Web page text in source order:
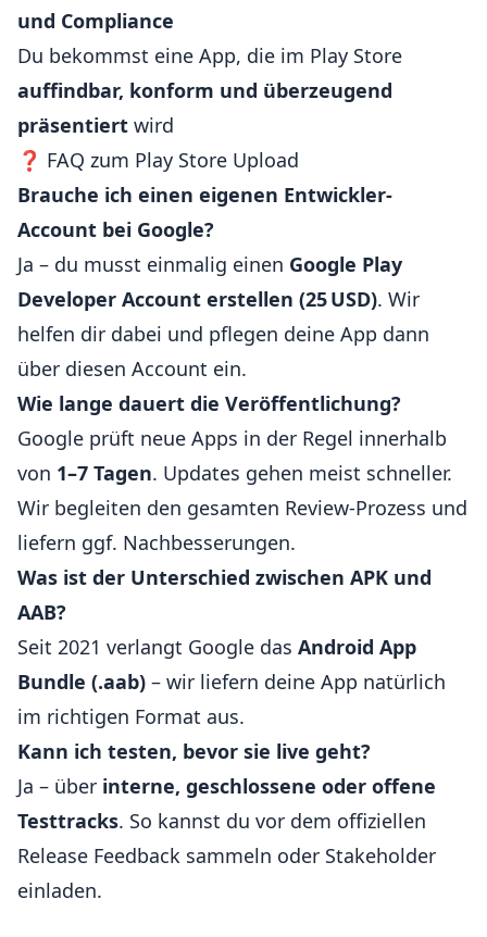
und Compliance
Du bekommst eine App, die im Play Store
auffindbar, konform und überzeugend
präsentiert wird
❓ FAQ zum Play Store Upload
Brauche ich einen eigenen Entwickler-
Account bei Google?
Ja – du musst einmalig einen Google Play
Developer Account erstellen (25 USD). Wir
helfen dir dabei und pflegen deine App dann
über diesen Account ein.
Wie lange dauert die Veröffentlichung?
Google prüft neue Apps in der Regel innerhalb
von 1–7 Tagen. Updates gehen meist schneller.
Wir begleiten den gesamten Review-Prozess und
liefern ggf. Nachbesserungen.
Was ist der Unterschied zwischen APK und
AAB?
Seit 2021 verlangt Google das Android App
Bundle (.aab) – wir liefern deine App natürlich
im richtigen Format aus.
Kann ich testen, bevor sie live geht?
Ja – über interne, geschlossene oder offene
Testtracks. So kannst du vor dem offiziellen
Release Feedback sammeln oder Stakeholder
einladen.